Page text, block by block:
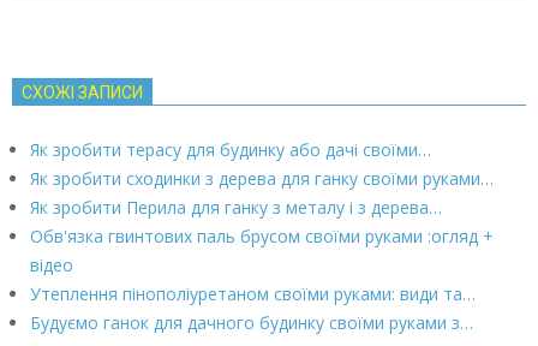
СХОЖІ ЗАПИСИ
Як зробити терасу для будинку або дачі своїми…
Як зробити сходинки з дерева для ганку своїми руками…
Як зробити Перила для ганку з металу і з дерева…
Обв'язка гвинтових паль брусом своїми руками :огляд +
відео
Утеплення пінополіуретаном своїми руками: види та…
Будуємо ганок для дачного будинку своїми руками з…